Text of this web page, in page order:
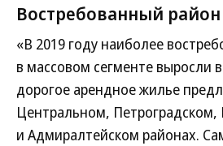
Востребованный район
«В 2019 году наиболее
в массовом сегменте выросли
дорогое арендное жилье
Центральном, Петроградском,
и Адмиралтейском районах.